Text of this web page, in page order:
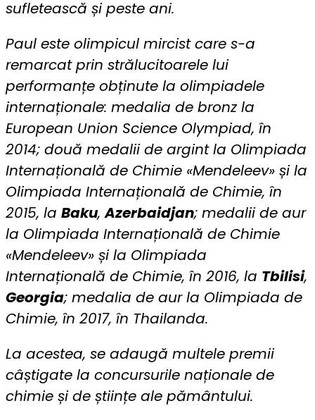
sufletească și peste ani.
Paul este olimpicul mircist care s-a
remarcat prin strălucitoarele lui
performanțe obținute la olimpiadele
internaționale: medalia de bronz la
European Union Science Olympiad, în
2014; două medalii de argint la Olimpiada
Internațională de Chimie «Mendeleev» și la
Olimpiada Internațională de Chimie, în
2015, la Baku,Azerbaidjan; medalii de aur
la Olimpiada Internațională de Chimie
«Mendeleev» și la Olimpiada
Internațională de Chimie, în 2016, la Tbilisi,
Georgia; medalia de aur la Olimpiada de
Chimie, în 2017, în Thailanda.
La acestea, se adaugă multele premii
câștigate la concursurile naționale de
chimie și de științe ale pământului.